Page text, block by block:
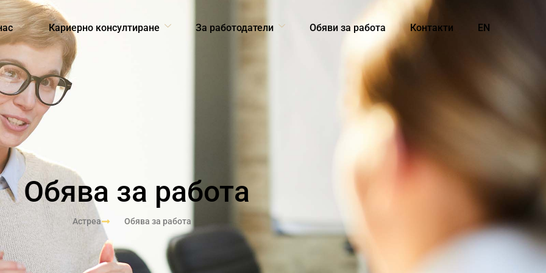
Кариерно консултиране За работодатели Обяви за работа Контакти EN
Обява за работа
Астреа Обява за работа